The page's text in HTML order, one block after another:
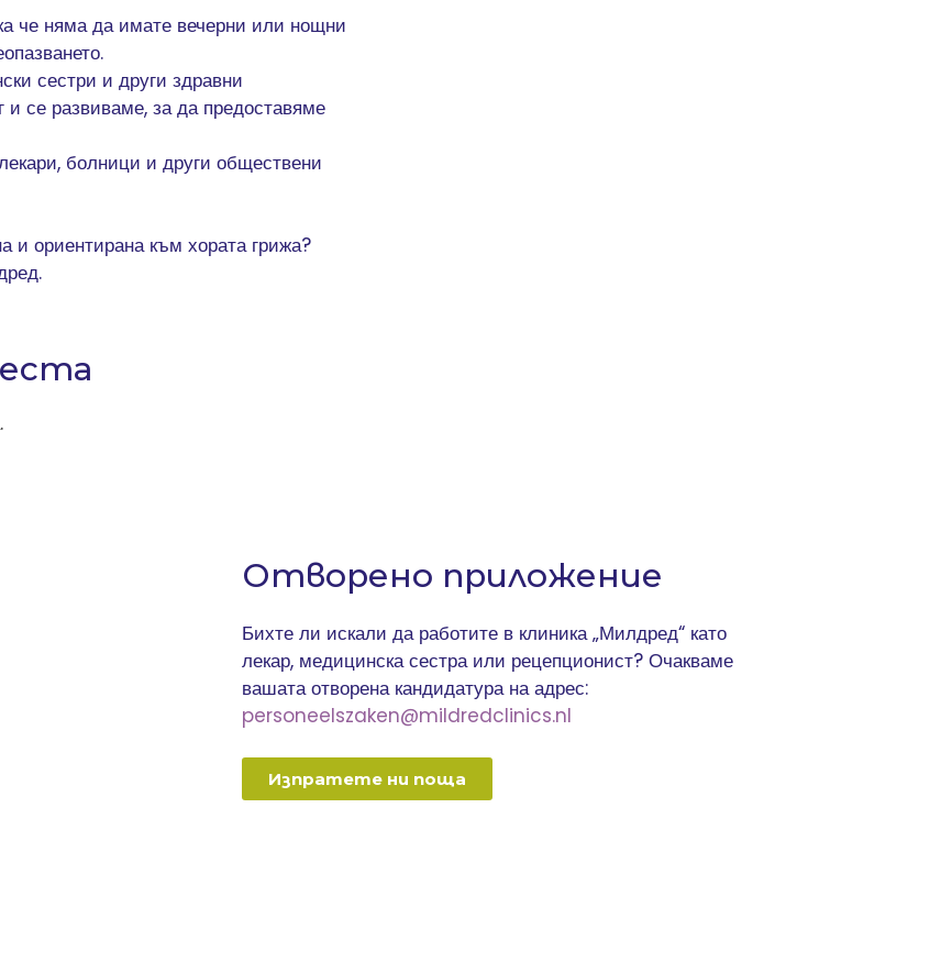
че няма да имате вечерни или нощни
сестри и други здравни
се развиваме, за да предоставяме
болници и други обществени
и ориентирана към хората грижа?
Отворено приложение
Бихте ли искали да работите в клиника „Милдред“ като
лекар, медицинска сестра или рецепционист? Очакваме
вашата отворена кандидатура на адрес:
personeelszaken@mildredclinics.nl
Изпратете ни поща